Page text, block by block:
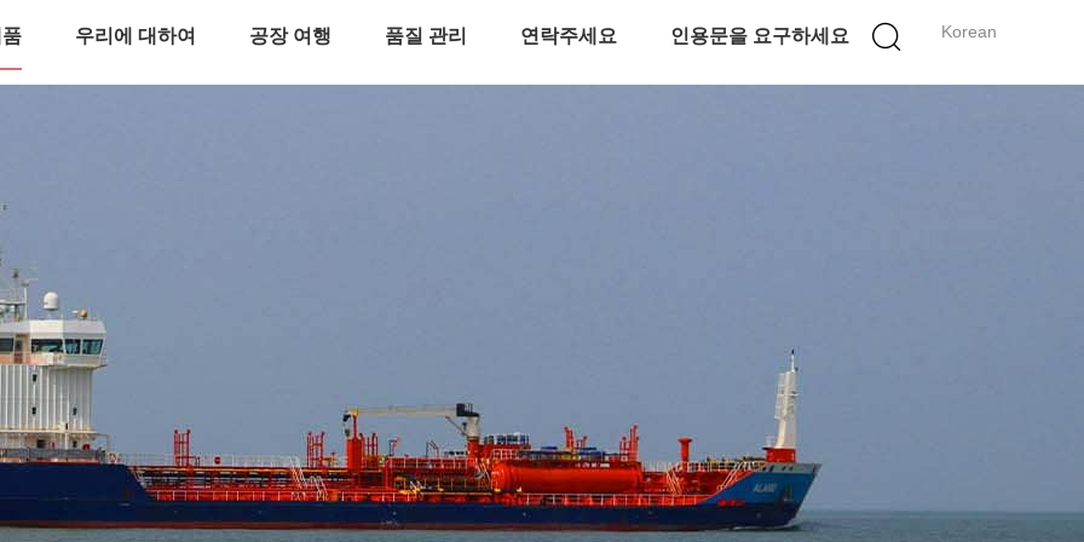
Korean
우리에 대하여 공장 여행 품질 관리 연락주세요 인용문을 요구하세요